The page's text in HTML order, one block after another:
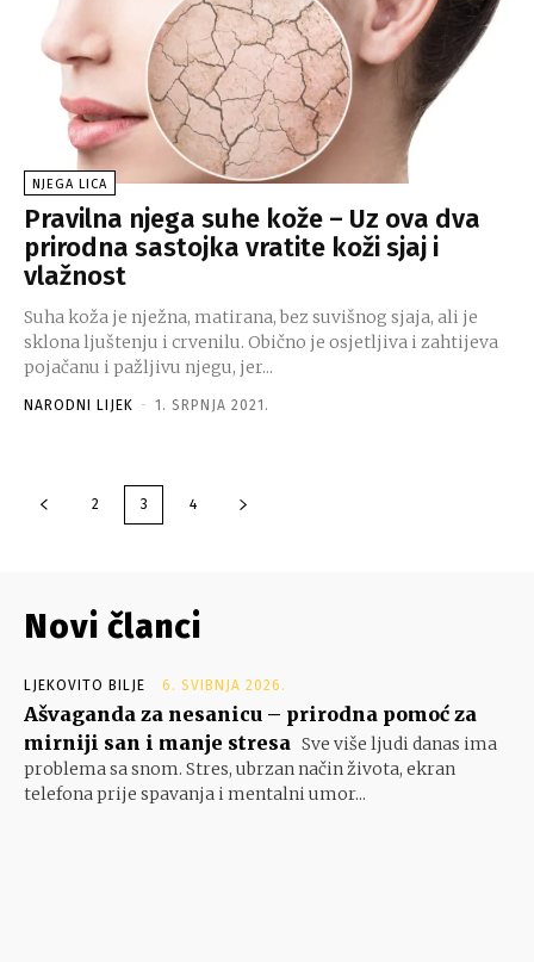
NJEGA LICA
Pravilna njega suhe kože – Uz ova dva
prirodna sastojka vratite koži sjaj i
vlažnost
Suha koža je nježna, matirana, bez suvišnog sjaja, ali je
sklona ljuštenju i crvenilu. Obično je osjetljiva i zahtijeva
pojačanu i pažljivu njegu, jer...
NARODNI LIJEK - 1. SRPNJA 2021.
2 3 4
Novi članci
LJEKOVITO BILJE 6. SVIBNJA 2026.
Ašvaganda za nesanicu – prirodna pomoć za
mirniji san i manje stresa Sve više ljudi danas ima
problema sa snom. Stres, ubrzan način života, ekran
telefona prije spavanja i mentalni umor...